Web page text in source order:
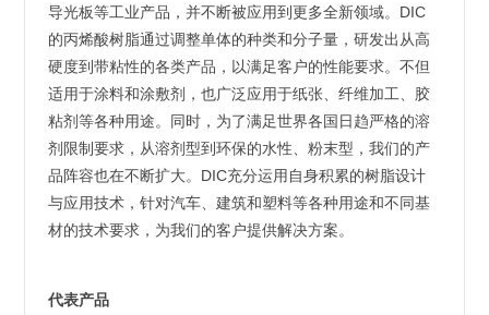
导光板等工业产品，并不断被应用到更多全新领域。DIC
的丙烯酸树脂通过调整单体的种类和分子量，研发出从高
硬度到带粘性的各类产品，以满足客户的性能要求。不但
适用于涂料和涂敷剂，也广泛应用于纸张、纤维加工、胶
粘剂等各种用途。同时，为了满足世界各国日趋严格的溶
剂限制要求，从溶剂型到环保的水性、粉末型，我们的产
品阵容也在不断扩大。DIC充分运用自身积累的树脂设计
与应用技术，针对汽车、建筑和塑料等各种用途和不同基
材的技术要求，为我们的客户提供解决方案。
代表产品